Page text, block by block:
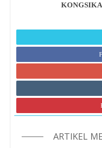
ARTIKEL